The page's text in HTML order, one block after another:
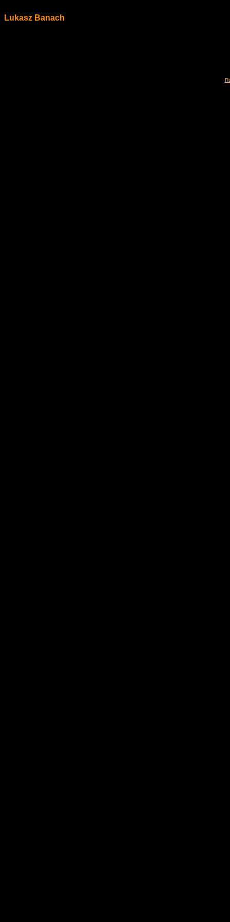
Lukasz Banach